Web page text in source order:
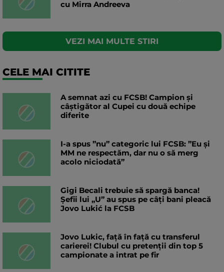
cu Mirra Andreeva
VEZI MAI MULTE STIRI
CELE MAI CITITE
A semnat azi cu FCSB! Campion și
câștigător al Cupei cu două echipe
diferite
I-a spus ”nu” categoric lui FCSB: ”Eu și
MM ne respectăm, dar nu o să merg
acolo niciodată”
Gigi Becali trebuie să spargă banca!
Șefii lui „U” au spus pe câți bani pleacă
Jovo Lukić la FCSB
Jovo Lukic, față în față cu transferul
carierei! Clubul cu pretenții din top 5
campionate a intrat pe fir